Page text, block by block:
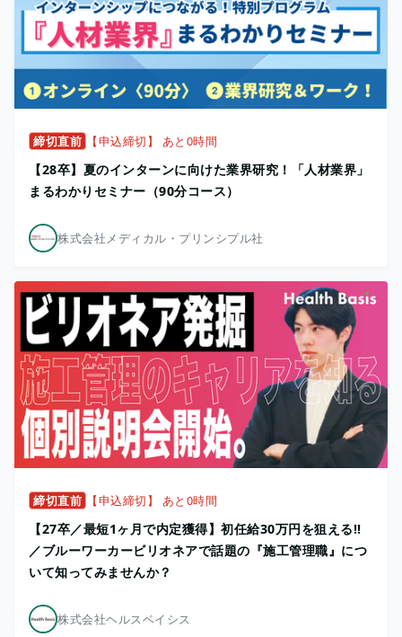
締切直前 【申込締切】 あと0時間
【28卒】夏のインターンに向けた業界研究！「人材業界」
まるわかりセミナー（90分コース）
株式会社メディカル・プリンシプル社
締切直前 【申込締切】 あと0時間
【27卒／最短1ヶ月で内定獲得】初任給30万円を狙える!!
／ブルーワーカービリオネアで話題の『施工管理職』につ
いて知ってみませんか？
株式会社ヘルスベイシス